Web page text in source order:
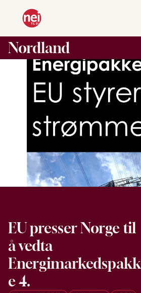
Nordland
EU presser Norge til
å vedta
Energimarkedspakk
e 4.